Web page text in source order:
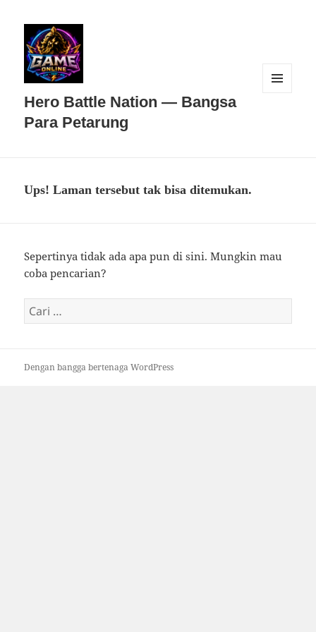
Hero Battle Nation — Bangsa
Para Petarung
Ups! Laman tersebut tak bisa ditemukan.
Sepertinya tidak ada apa pun di sini. Mungkin mau
coba pencarian?
Cari
untuk:
Dengan bangga bertenaga WordPress